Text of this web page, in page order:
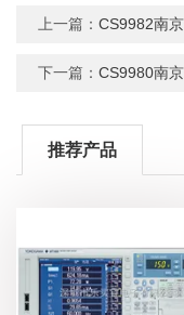
上一篇：CS9982南京
下一篇：CS9980南
推荐产品